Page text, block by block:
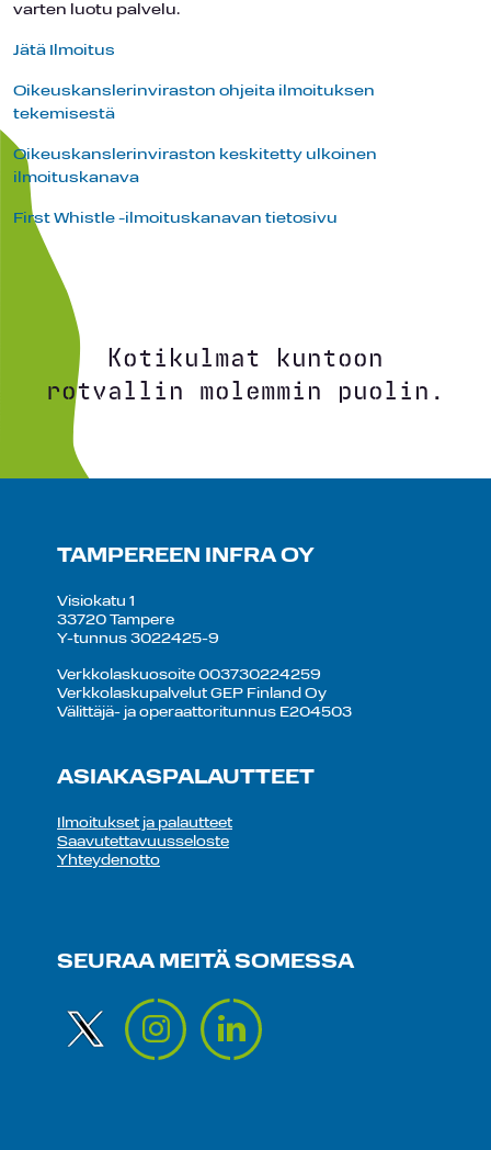
varten luotu palvelu.
Jätä Ilmoitus
Oikeuskanslerinviraston ohjeita ilmoituksen
tekemisestä
Oikeuskanslerinviraston keskitetty ulkoinen
ilmoituskanava
First Whistle -ilmoituskanavan tietosivu
Kotikulmat kuntoon
rotvallin molemmin puolin.
TAMPEREEN INFRA OY
Visiokatu 1
33720 Tampere
Y-tunnus 3022425-9
Verkkolaskuosoite 003730224259
Verkkolaskupalvelut GEP Finland Oy
Välittäjä- ja operaattoritunnus E204503
ASIAKASPALAUTTEET
Ilmoitukset ja palautteet
Saavutettavuusseloste
Yhteydenotto
SEURAA MEITÄ SOMESSA